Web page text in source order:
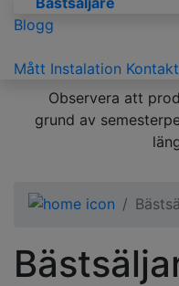
Blogg
Mått Instalation Kontakt
Observera att
grund av